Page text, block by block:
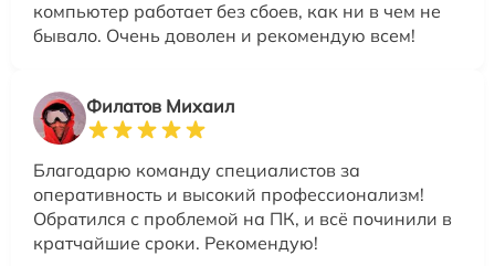
компьютер работает без сбоев, как ни в чем не
бывало. Очень доволен и рекомендую всем!
Филатов Михаил
Благодарю команду специалистов за
оперативность и высокий профессионализм!
Обратился с проблемой на ПК, и всё починили в
кратчайшие сроки. Рекомендую!